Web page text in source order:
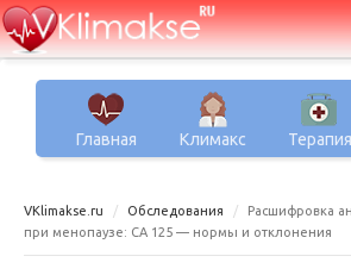
Главная Климакс Терапия
VKlimakse.ru Обследования
Расшифровка
при менопаузе: СА 125 — нормы и отклонения